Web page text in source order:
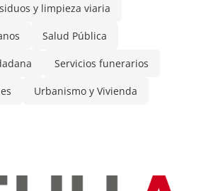
y limpieza viaria
Salud Pública
Servicios funerarios
Urbanismo y Vivienda